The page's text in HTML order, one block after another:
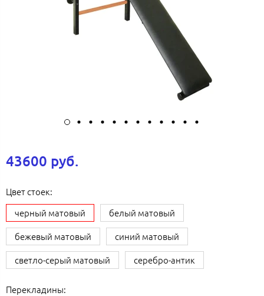
43600 руб.
Цвет стоек:
черный матовый
белый матовый
бежевый матовый
синий матовый
светло-серый матовый
серебро-антик
Перекладины: